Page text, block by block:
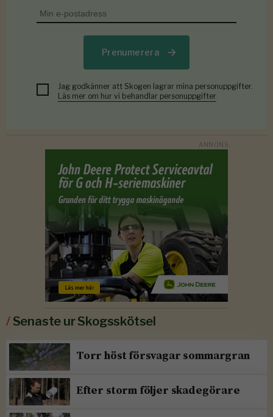
Prenumerera
Jag godkänner att Skogen lagrar mina personuppgifter.
Läs mer om hur vi behandlar personuppgifter
/Senaste ur Skogsskötsel
Torr höst försvagar sommargran
Efter storm följer skadegörare